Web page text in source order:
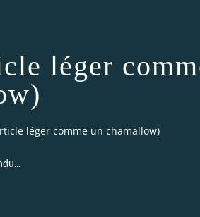
léger
léger comme un chamallow)